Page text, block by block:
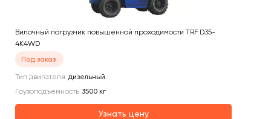
Вилочный погрузчик повышенной проходимости TRF D35-
4K4WD
Под заказ
Тип двигателя дизельный
Грузоподъемность 3500 кг
Узнать цену